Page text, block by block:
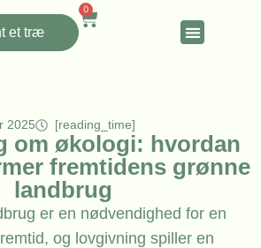
et træ
0
2025 [reading_time]
om økologi: hvordan
fremtidens grønne
landbrug
er en nødvendighed for en
og lovgivning spiller en